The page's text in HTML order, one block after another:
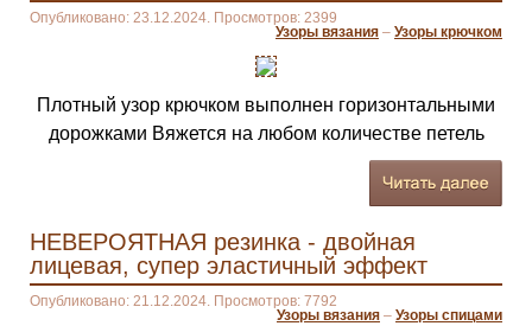
Опубликовано: 23.12.2024. Просмотров: 2399
Узоры вязания – Узоры крючком
Плотный узор крючком выполнен горизонтальными
дорожками Вяжется на любом количестве петель
НЕВЕРОЯТНАЯ резинка - двойная
лицевая, супер эластичный эффект
Опубликовано: 21.12.2024. Просмотров: 7792
Узоры вязания – Узоры спицами